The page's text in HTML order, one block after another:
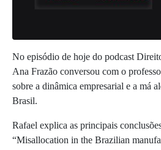
No episódio de hoje do podcast
Ana Frazão conversou com o
sobre a dinâmica empresarial e a má
Brasil.
Rafael explica as principais
“Misallocation in the Brazilian